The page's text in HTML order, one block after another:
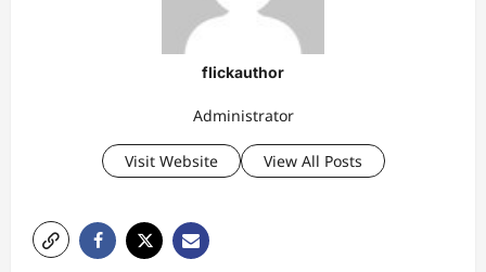
flickauthor
Administrator
Visit Website View All Posts